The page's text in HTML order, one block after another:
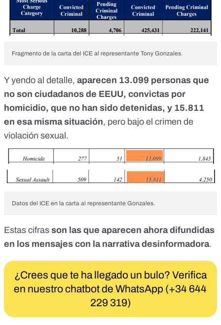
Fragmento de la carta del ICE al representante Tony Gonzales.
Y yendo al detalle, aparecen 13.099 personas que
no son ciudadanos de EEUU, convictas por
homicidio, que no han sido detenidas, y 15.811
en esa misma situación, pero bajo el crimen de
violación sexual.
Datos del ICE en la carta al representante Gonzales.
Estas cifras son las que aparecen ahora difundidas
en los mensajes con la narrativa desinformadora.
¿Crees que te ha llegado un bulo? Verifica
en nuestro chatbot de WhatsApp (+34 644
229 319)